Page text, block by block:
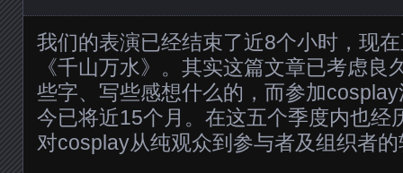
我们的表演已经结束了近8个小时，现
《千山万水》。其实这篇文章已考虑良
些字、写些感想什么的，而参加
今已将近15个月。在这五个季度内也经
对cosplay从纯观众到参与者及组织者